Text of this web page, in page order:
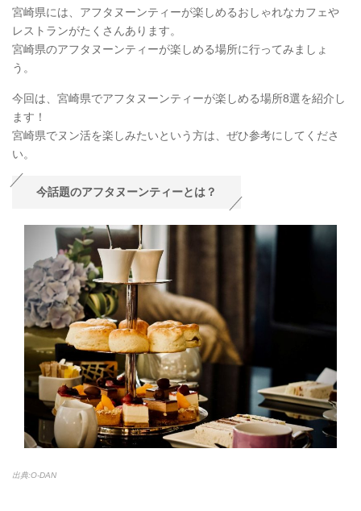
宮崎県には、アフタヌーンティーが楽しめるおしゃれなカフェや
レストランがたくさんあります。
宮崎県のアフタヌーンティーが楽しめる場所に行ってみましょ
う。
今回は、宮崎県でアフタヌーンティーが楽しめる場所8選を紹介し
ます！
宮崎県でヌン活を楽しみたいという方は、ぜひ参考にしてくださ
い。
今話題のアフタヌーンティーとは？
出典:O-DAN